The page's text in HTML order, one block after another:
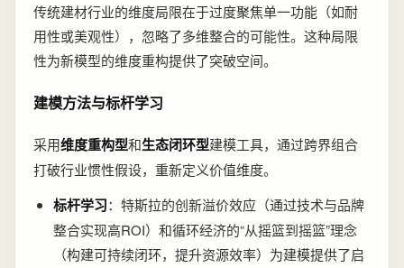
传统建材行业的维度局限在于过度聚焦单一功能（如耐
用性或美观性），忽略了多维整合的可能性。这种局限
性为新模型的维度重构提供了突破空间。
建模方法与标杆学习
采用维度重构型和生态闭环型建模工具，通过跨界组合
打破行业惯性假设，重新定义价值维度。
标杆学习：特斯拉的创新溢价效应（通过技术与品牌
整合实现高ROI）和循环经济的“从摇篮到摇篮”理念
（构建可持续闭环，提升资源效率）为建模提供了启